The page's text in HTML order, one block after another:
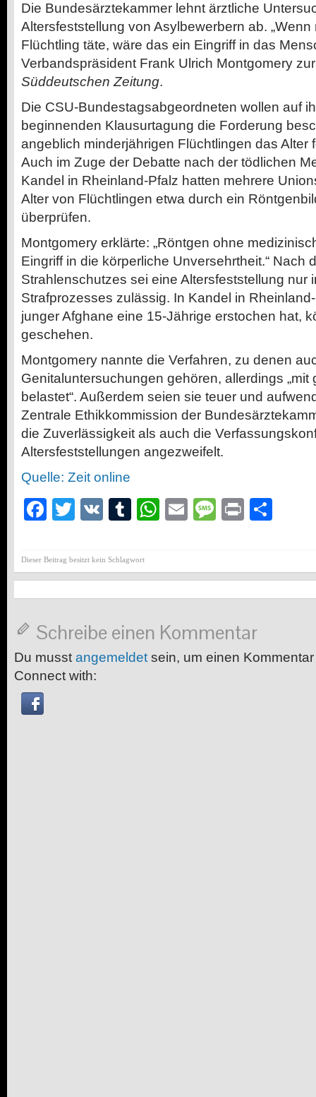
Die Bundesärztekammer lehnt ärztliche
Altersfeststellung von Asylbewerbern ab.
Flüchtling täte, wäre das ein Eingriff in das
Verbandspräsident Frank Ulrich Montgomery
Süddeutschen Zeitung.
Die CSU-Bundestagsabgeordneten wollen auf
beginnenden Klausurtagung die Forderung
angeblich minderjährigen Flüchtlingen das Alter
Auch im Zuge der Debatte nach der tödlichen
Kandel in Rheinland-Pfalz hatten mehrere
Alter von Flüchtlingen etwa durch ein
überprüfen.
Montgomery erklärte: „Röntgen ohne
Eingriff in die körperliche Unversehrtheit.“ Nach
Strahlenschutzes sei eine Altersfeststellung nur
Strafprozesses zulässig. In Kandel in
junger Afghane eine 15-Jährige erstochen hat,
geschehen.
Montgomery nannte die Verfahren, zu denen
Genitaluntersuchungen gehören, allerdings
belastet“. Außerdem seien sie teuer und
Zentrale Ethikkommission der
die Zuverlässigkeit als auch die
Altersfeststellungen angezweifelt.
Quelle: Zeit online
Facebook
Twitter
VK Tumblr
WhatsApp
EmailMessage
Print
Dieser Beitrag besitzt kein Schlagwort
Schreibe einen Kommentar
Du musst angemeldet sein, um einen
Connect with: